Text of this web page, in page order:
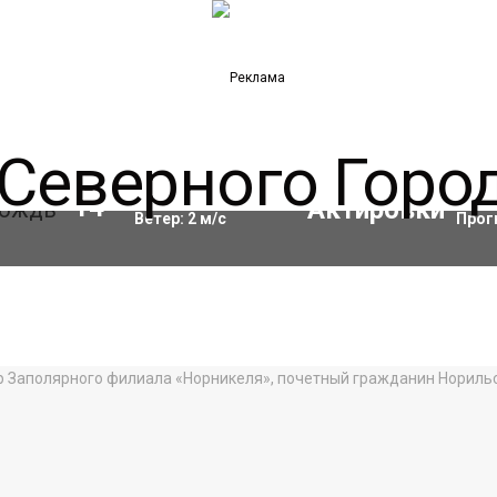
14°C Влажность:82%
Ветер: 2м/с